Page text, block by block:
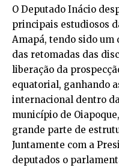
O Deputado Inácio
principais estudiosos
Amapá, tendo sido
das retomadas das
liberação da
equatorial, ganhando
internacional dentro
município de
grande parte de
Juntamente com a
deputados o